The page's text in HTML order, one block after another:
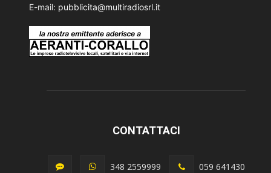
E-mail: pubblicita@multiradiosrl.it
CONTATTACI
348 2559999 059 641430